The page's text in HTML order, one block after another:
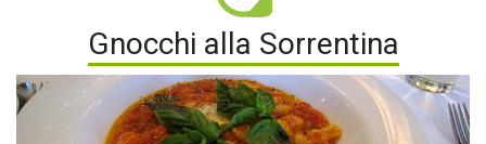
Gnocchi alla Sorrentina